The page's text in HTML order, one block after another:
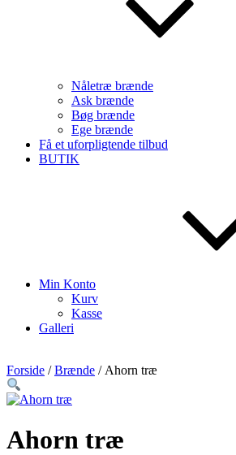
Nåletræ brænde
Ask brænde
Bøg brænde
Ege brænde
Få et uforpligtende tilbud
BUTIK
Min Konto
Kurv
Kasse
Galleri
Forside /Brænde / Ahorn træ
Ahorn træ